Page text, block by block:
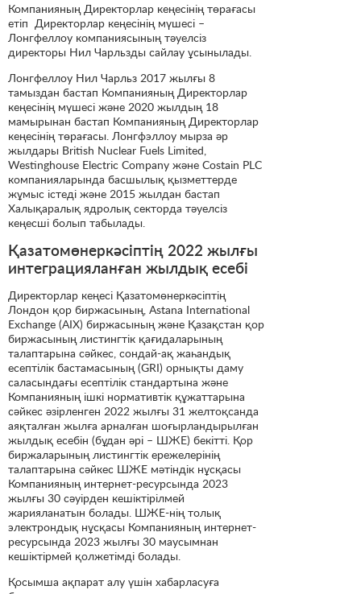
Компанияның Директорлар кеңесінің төрағасы
етіп Директорлар кеңесінің мүшесі –
Лонгфеллоу компаниясының тәуелсіз
директоры Нил Чарльзды сайлау ұсынылады.
Лонгфеллоу Нил Чарльз 2017 жылғы 8
тамыздан бастап Компанияның Директорлар
кеңесінің мүшесі және 2020 жылдың 18
мамырынан бастап Компанияның Директорлар
кеңесінің төрағасы. Лонгфэллоу мырза әр
жылдары British Nuclear Fuels Limited,
Westinghouse Electric Company және Costain PLC
компанияларында басшылық қызметтерде
жұмыс істеді және 2015 жылдан бастап
Халықаралық ядролық секторда тәуелсіз
кеңесші болып табылады.
Қазатомөнеркәсіптің 2022 жылғы
интеграцияланған жылдық есебі
Директорлар кеңесі Қазатомөнеркәсіптің
Лондон қор биржасының, Astana International
Exchange (AIX) биржасының және Қазақстан қор
биржасының листингтік қағидаларының
талаптарына сәйкес, сондай-ақ жаһандық
есептілік бастамасының (GRI) орнықты даму
саласындағы есептілік стандартына және
Компанияның ішкі нормативтік құжаттарына
сәйкес әзірленген 2022 жылғы 31 желтоқсанда
аяқталған жылға арналған шоғырландырылған
жылдық есебін (бұдан әрі – ШЖЕ) бекітті. Қор
биржаларының листингтік ережелерінің
талаптарына сәйкес ШЖЕ мәтіндік нұсқасы
Компанияның интернет-ресурсында 2023
жылғы 30 сәуірден кешіктірілмей
жарияланатын болады. ШЖЕ-нің толық
электрондық нұсқасы Компанияның интернет-
ресурсында 2023 жылғы 30 маусымнан
кешіктірмей қолжетімді болады.
Қосымша ақпарат алу үшін хабарласуға